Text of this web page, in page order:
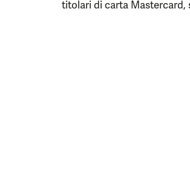
titolari di carta Mastercard,